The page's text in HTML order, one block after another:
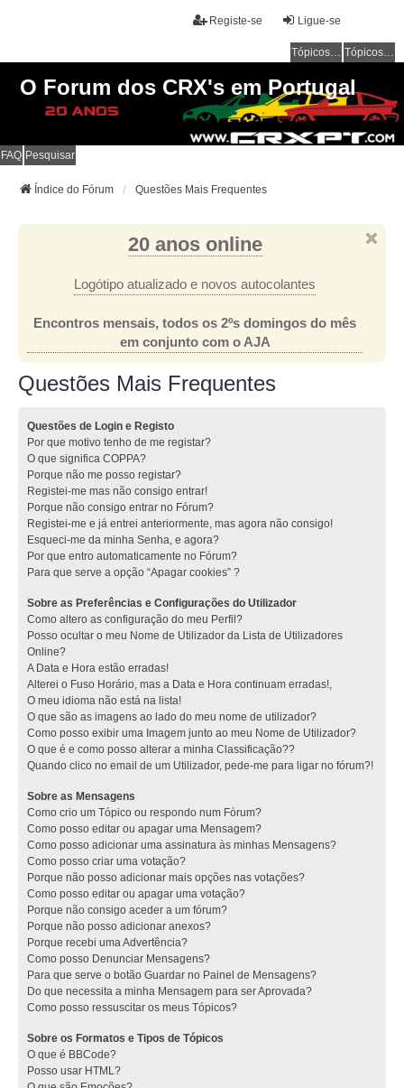
Ligue-se
Registe-se
Tópicos sem resposta Tópicos ativos
O Forum dos CRX's em Portugal
FAQ Pesquisar
Índice do Fórum Questões Mais Frequentes
20 anos online
Logótipo atualizado e novos autocolantes
Encontros mensais, todos os 2ºs domingos do mês
em conjunto com o AJA
Questões Mais Frequentes
Questões de Login e Registo
Por que motivo tenho de me registar?
O que significa COPPA?
Porque não me posso registar?
Registei-me mas não consigo entrar!
Porque não consigo entrar no Fórum?
Registei-me e já entrei anteriormente, mas agora não consigo!
Esqueci-me da minha Senha, e agora?
Por que entro automaticamente no Fórum?
Para que serve a opção “Apagar cookies” ?
Sobre as Preferências e Configurações do Utilizador
Como altero as configuração do meu Perfil?
Posso ocultar o meu Nome de Utilizador da Lista de Utilizadores
Online?
A Data e Hora estão erradas!
Alterei o Fuso Horário, mas a Data e Hora continuam erradas!,
O meu idioma não está na lista!
O que são as imagens ao lado do meu nome de utilizador?
Como posso exibir uma Imagem junto ao meu Nome de Utilizador?
O que é e como posso alterar a minha Classificação??
Quando clico no email de um Utilizador, pede-me para ligar no fórum?!
Sobre as Mensagens
Como crio um Tópico ou respondo num Fórum?
Como posso editar ou apagar uma Mensagem?
Como posso adicionar uma assinatura às minhas Mensagens?
Como posso criar uma votação?
Porque não posso adicionar mais opções nas votações?
Como posso editar ou apagar uma votação?
Porque não consigo aceder a um fórum?
Porque não posso adicionar anexos?
Porque recebi uma Advertência?
Como posso Denunciar Mensagens?
Para que serve o botão Guardar no Painel de Mensagens?
Do que necessita a minha Mensagem para ser Aprovada?
Como posso ressuscitar os meus Tópicos?
Sobre os Formatos e Tipos de Tópicos
O que é BBCode?
Posso usar HTML?